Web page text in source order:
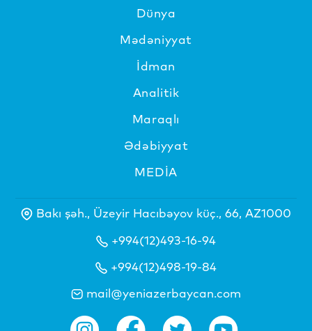
Dünya
Mədəniyyat
İdman
Analitik
Maraqlı
Ədəbiyyat
MEDİA
Bakı şəh., Üzeyir Hacıbəyov küç., 66, AZ1000
+994(12)493-16-94
+994(12)498-19-84
mail@yeniazerbaycan.com